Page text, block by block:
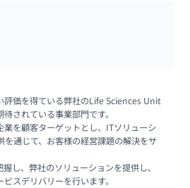
評価を得ている弊社のLife Sciences Unit
されている事業部門です。
を顧客ターゲットとし、ITソリューシ
を通じて、お客様の経営課題の解決をサ
し、弊社のソリューションを提供し、
スデリバリーを行います。